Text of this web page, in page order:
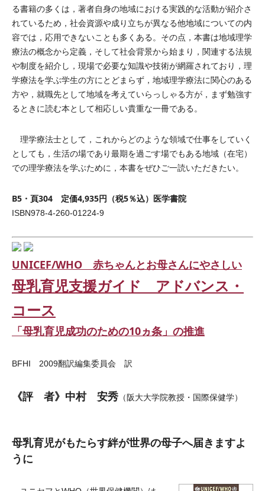
る書籍の多くは，著者自身の地域における実践的な活動が紹介さ
れているため，社会資源や成り立ちが異なる他地域についての内
容では，応用できないことも多くある。その点，本書は地域理学
療法の概念から定義，そして社会背景から始まり，関連する法規
や制度を紹介し，現場で必要な知識や技術が網羅されており，理
学療法を学ぶ学生の方にとどまらず，地域理学療法に関心のある
方や，就職先として地域を考えていらっしゃる方が，まず勉強す
るときに読む本として相応しい貴重な一冊である。
理学療法士として，これからどのような領域で仕事をしていく
としても，生活の場であり最期を過ごす場でもある地域（在宅）
での理学療法を学ぶために，本書をぜひご一読いただきたい。
B5・頁304 定価4,935円（税5％込）医学書院
ISBN978-4-260-01224-9
UNICEF/WHO 赤ちゃんとお母さんにやさしい
母乳育児支援ガイド アドバンス・
コース
「母乳育児成功のための10ヵ条」の推進
BFHI 2009翻訳編集委員会 訳
《評 者》中村 安秀 （阪大大学院教授・国際保健学）
母乳育児がもたらす絆が世界の母子へ届きますよ
うに